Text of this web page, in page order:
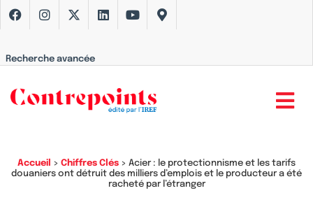
Recherche avancée
Accueil > Chiffres Clés > Acier : le protectionnisme et les tarifs
douaniers ont détruit des milliers d’emplois et le producteur a été
racheté par l’étranger